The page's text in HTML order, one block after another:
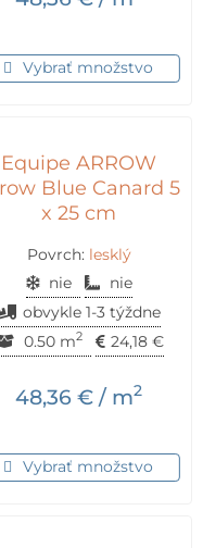
Vybrať množstvo
Equipe ARROW
Blue Canard 5
x 25 cm
Povrch: lesklý
nie
nie
obvykle 1-3 týždne
0.50 m2 24,18 €
48,36 € / m2
Vybrať množstvo